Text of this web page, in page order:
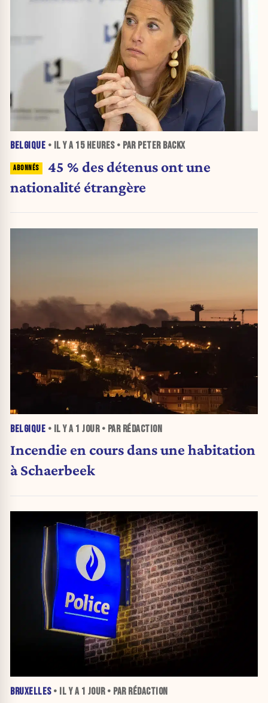
BELGIQUE • IL Y A 15 HEURES• PAR PETER BACKX
45 % des détenus ont une
nationalité étrangère
BELGIQUE • IL Y A 1 JOUR• PAR RÉDACTION
Incendie en cours dans une habitation
à Schaerbeek
BRUXELLES• IL Y A 1 JOUR• PAR RÉDACTION